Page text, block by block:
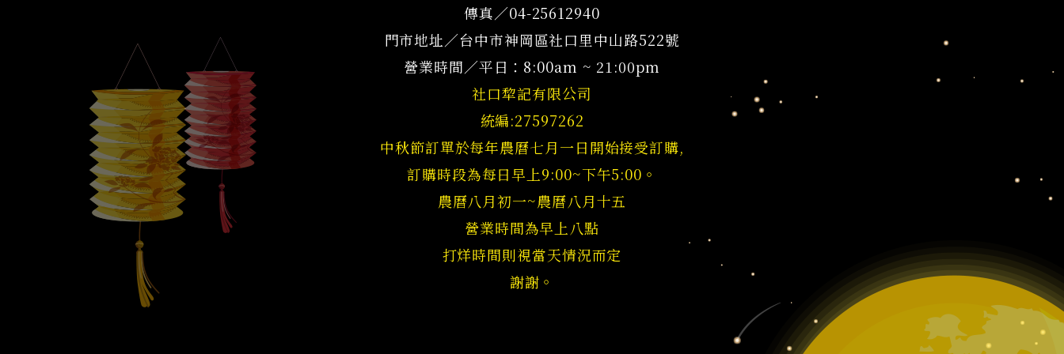
傳真／04-25612940
門市地址／台中市神岡區社口里中山路522號
營業時間／平日：8:00am ~ 21:00pm
社口犂記有限公司
統編:27597262
中秋節訂單於每年農曆七月一日開始接受訂購,
訂購時段為每日早上9:00~下午5:00。
農曆八月初一~農曆八月十五
營業時間為早上八點
打烊時間則視當天情況而定
謝謝。